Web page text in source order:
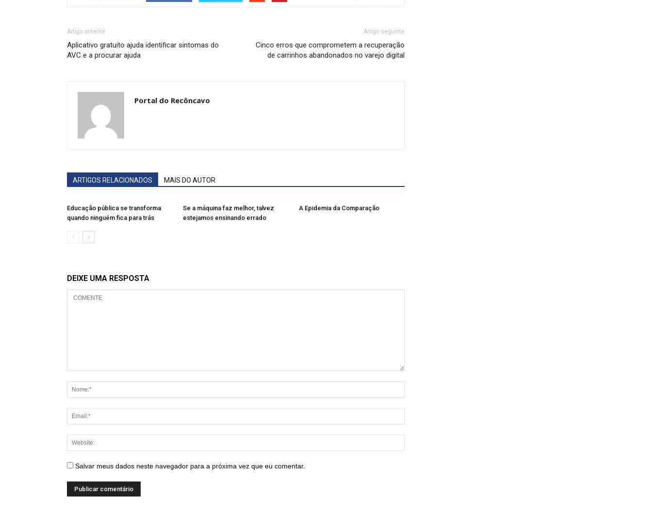
Artigo anterior
Aplicativo gratuito ajuda identificar sintomas do
AVC e a procurar ajuda
Artigo seguinte
Cinco erros que comprometem a recuperação
de carrinhos abandonados no varejo digital
Portal do Recôncavo
ARTIGOS RELACIONADOS MAIS DO AUTOR
Educação pública se transforma
quando ninguém fica para trás
Se a máquina faz melhor, talvez
estejamos ensinando errado
A Epidemia da Comparação
DEIXE UMA RESPOSTA
Salvar meus dados neste navegador para a próxima vez que eu comentar.